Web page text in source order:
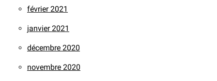
février 2021
janvier 2021
décembre 2020
novembre 2020